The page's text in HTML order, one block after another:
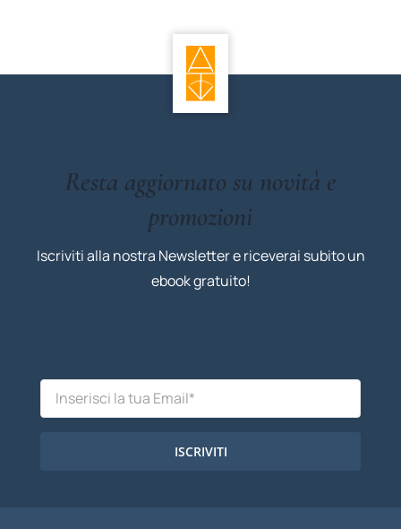
Resta aggiornato su novità e
promozioni
Iscriviti alla nostra Newsletter e riceverai subito un
ebook gratuito!
ISCRIVITI